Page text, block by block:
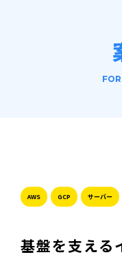
AWS GCP サーバー
基盤を支える